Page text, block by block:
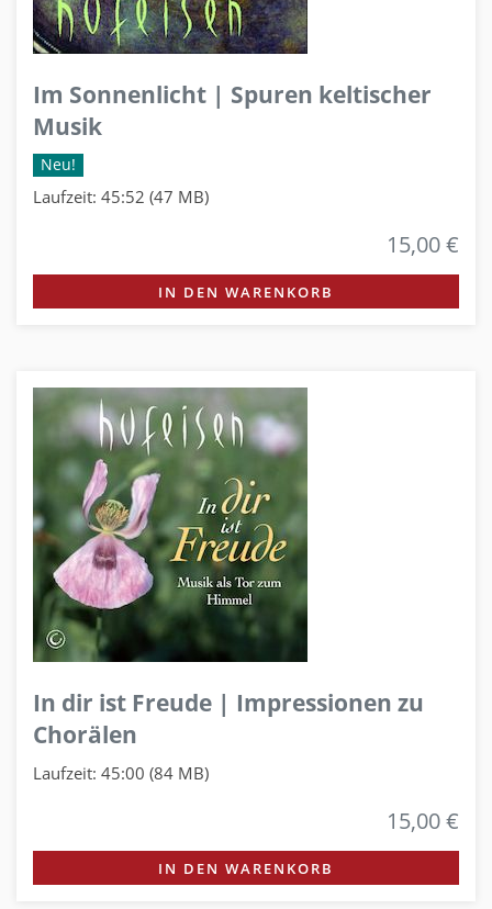
Im Sonnenlicht | Spuren keltischer
Musik
Neu!
Laufzeit: 45:52 (47 MB)
15,00 €
IN DEN WARENKORB
In dir ist Freude | Impressionen zu
Chorälen
Laufzeit: 45:00 (84 MB)
15,00 €
IN DEN WARENKORB